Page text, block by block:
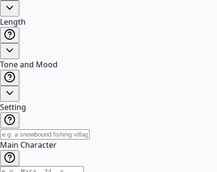
Length
Tone and Mood
Setting
Main Character